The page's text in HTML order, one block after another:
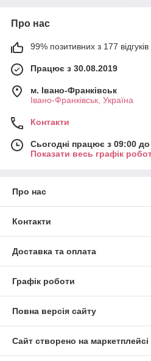
Про нас
99% позитивних з 177 відгуків
Працює з 30.08.2019
м. Івано-Франківськ
Івано-Франківськ, Україна
Контакти
Сьогодні працює з 09:00
Показати весь графік
Про нас
Контакти
Доставка та оплата
Графік роботи
Повна версія сайту
Сайт створено на маркетплейсі